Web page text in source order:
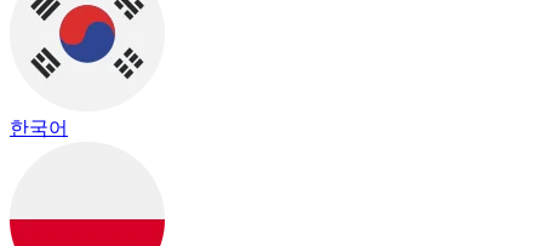
한국어